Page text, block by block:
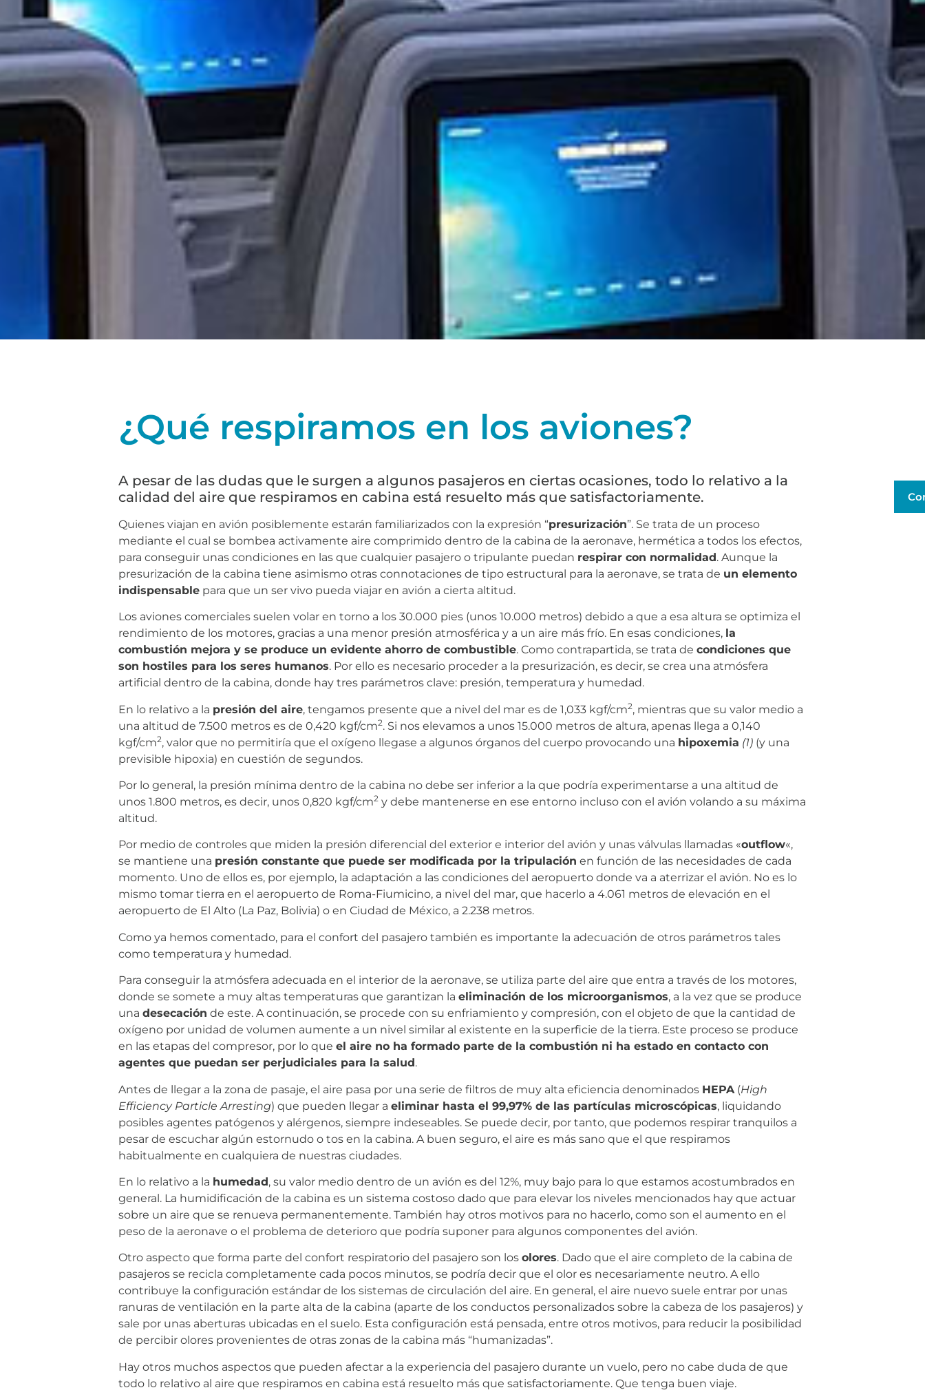
¿Qué respiramos en los aviones?
A pesar de las dudas que le surgen a algunos pasajeros en ciertas ocasiones, todo lo relativo a la
calidad del aire que respiramos en cabina está resuelto más que satisfactoriamente.
Quienes viajan en avión posiblemente estarán familiarizados con la expresión “presurización”. Se trata de un proceso
mediante el cual se bombea activamente aire comprimido dentro de la cabina de la aeronave, hermética a todos los efectos,
para conseguir unas condiciones en las que cualquier pasajero o tripulante puedan respirar con normalidad. Aunque la
presurización de la cabina tiene asimismo otras connotaciones de tipo estructural para la aeronave, se trata de un elemento
indispensable para que un ser vivo pueda viajar en avión a cierta altitud.
Los aviones comerciales suelen volar en torno a los 30.000 pies (unos 10.000 metros) debido a que a esa altura se optimiza el
rendimiento de los motores, gracias a una menor presión atmosférica y a un aire más frío. En esas condiciones, la
combustión mejora y se produce un evidente ahorro de combustible. Como contrapartida, se trata de condiciones que
son hostiles para los seres humanos. Por ello es necesario proceder a la presurización, es decir, se crea una atmósfera
artificial dentro de la cabina, donde hay tres parámetros clave: presión, temperatura y humedad.
En lo relativo a la presión del aire, tengamos presente que a nivel del mar es de 1,033 kgf/cm2, mientras que su valor medio a
una altitud de 7.500 metros es de 0,420 kgf/cm2. Si nos elevamos a unos 15.000 metros de altura, apenas llega a 0,140
kgf/cm2, valor que no permitiría que el oxígeno llegase a algunos órganos del cuerpo provocando una hipoxemia (1) (y una
previsible hipoxia) en cuestión de segundos.
Por lo general, la presión mínima dentro de la cabina no debe ser inferior a la que podría experimentarse a una altitud de
unos 1.800 metros, es decir, unos 0,820 kgf/cm2 y debe mantenerse en ese entorno incluso con el avión volando a su máxima
altitud.
Por medio de controles que miden la presión diferencial del exterior e interior del avión y unas válvulas llamadas «outflow«,
se mantiene una presión constante que puede ser modificada por la tripulación en función de las necesidades de cada
momento. Uno de ellos es, por ejemplo, la adaptación a las condiciones del aeropuerto donde va a aterrizar el avión. No es lo
mismo tomar tierra en el aeropuerto de Roma-Fiumicino, a nivel del mar, que hacerlo a 4.061 metros de elevación en el
aeropuerto de El Alto (La Paz, Bolivia) o en Ciudad de México, a 2.238 metros.
Como ya hemos comentado, para el confort del pasajero también es importante la adecuación de otros parámetros tales
como temperatura y humedad.
Para conseguir la atmósfera adecuada en el interior de la aeronave, se utiliza parte del aire que entra a través de los motores,
donde se somete a muy altas temperaturas que garantizan la eliminación de los microorganismos, a la vez que se produce
una desecación de este. A continuación, se procede con su enfriamiento y compresión, con el objeto de que la cantidad de
oxígeno por unidad de volumen aumente a un nivel similar al existente en la superficie de la tierra. Este proceso se produce
en las etapas del compresor, por lo que el aire no ha formado parte de la combustión ni ha estado en contacto con
agentes que puedan ser perjudiciales para la salud .
Antes de llegar a la zona de pasaje, el aire pasa por una serie de filtros de muy alta eficiencia denominados HEPA (High
Efficiency Particle Arresting) que pueden llegar a eliminar hasta el 99,97% de las partículas microscópicas, liquidando
posibles agentes patógenos y alérgenos, siempre indeseables. Se puede decir, por tanto, que podemos respirar tranquilos a
pesar de escuchar algún estornudo o tos en la cabina. A buen seguro, el aire es más sano que el que respiramos
habitualmente en cualquiera de nuestras ciudades.
En lo relativo a la humedad, su valor medio dentro de un avión es del 12%, muy bajo para lo que estamos acostumbrados en
general. La humidificación de la cabina es un sistema costoso dado que para elevar los niveles mencionados hay que actuar
sobre un aire que se renueva permanentemente. También hay otros motivos para no hacerlo, como son el aumento en el
peso de la aeronave o el problema de deterioro que podría suponer para algunos componentes del avión.
Otro aspecto que forma parte del confort respiratorio del pasajero son los olores. Dado que el aire completo de la cabina de
pasajeros se recicla completamente cada pocos minutos, se podría decir que el olor es necesariamente neutro. A ello
contribuye la configuración estándar de los sistemas de circulación del aire. En general, el aire nuevo suele entrar por unas
ranuras de ventilación en la parte alta de la cabina (aparte de los conductos personalizados sobre la cabeza de los pasajeros) y
sale por unas aberturas ubicadas en el suelo. Esta configuración está pensada, entre otros motivos, para reducir la posibilidad
de percibir olores provenientes de otras zonas de la cabina más “humanizadas”.
Hay otros muchos aspectos que pueden afectar a la experiencia del pasajero durante un vuelo, pero no cabe duda de que
todo lo relativo al aire que respiramos en cabina está resuelto más que satisfactoriamente. Que tenga buen viaje.